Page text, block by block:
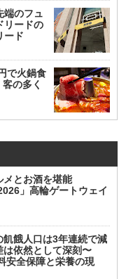
端のフュ
リードの
ード
で火鍋食
の多く
メとお酒を堪能
」高輪ゲートウェイ
飢餓人口は3年連続で減
は依然として深刻〜
安全保障と栄養の現